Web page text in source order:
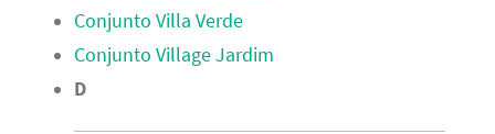
Conjunto Villa Verde
Conjunto Village Jardim
D